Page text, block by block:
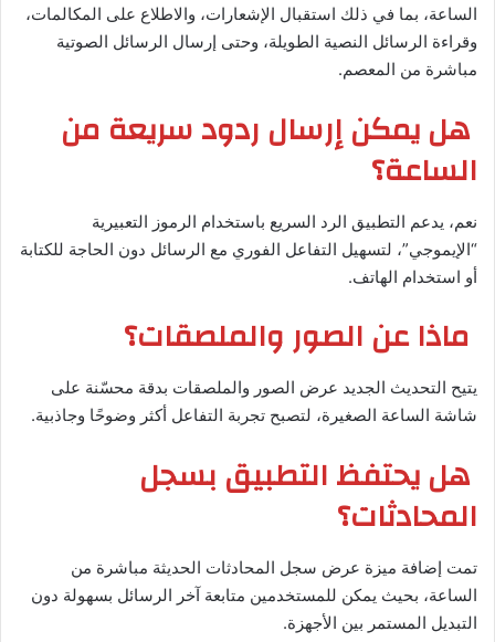
الساعة، بما في ذلك استقبال الإشعارات، والاطلاع على المكالمات،
وقراءة الرسائل النصية الطويلة، وحتى إرسال الرسائل الصوتية
مباشرة من المعصم.
هل يمكن إرسال ردود سريعة من
الساعة؟
نعم، يدعم التطبيق الرد السريع باستخدام الرموز التعبيرية
“الإيموجي”، لتسهيل التفاعل الفوري مع الرسائل دون الحاجة للكتابة
أو استخدام الهاتف.
ماذا عن الصور والملصقات؟
يتيح التحديث الجديد عرض الصور والملصقات بدقة محسّنة على
شاشة الساعة الصغيرة، لتصبح تجربة التفاعل أكثر وضوحًا وجاذبية.
هل يحتفظ التطبيق بسجل
المحادثات؟
تمت إضافة ميزة عرض سجل المحادثات الحديثة مباشرة من
الساعة، بحيث يمكن للمستخدمين متابعة آخر الرسائل بسهولة دون
التبديل المستمر بين الأجهزة.